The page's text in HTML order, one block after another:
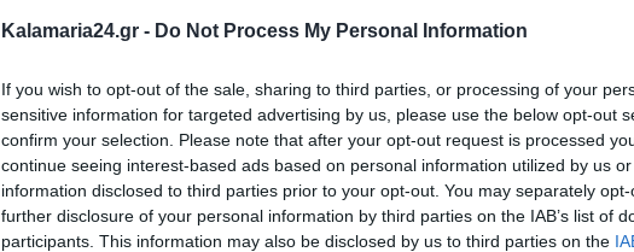
Kalamaria24.gr - Do Not Process My Personal Information
If you wish to opt-out of the sale, sharing to third parties, or processing of your
sensitive information for targeted advertising by us, please use the below opt-out
confirm your selection. Please note that after your opt-out request is processed
continue seeing interest-based ads based on personal information utilized by us
information disclosed to third parties prior to your opt-out. You may separately
further disclosure of your personal information by third parties on the IAB’s list of
participants. This information may also be disclosed by us to third parties on the